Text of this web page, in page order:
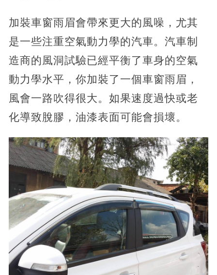
加裝車窗雨眉會帶來更大的風噪，尤其
是一些注重空氣動力學的汽車。汽車制
造商的風洞試驗已經平衡了車身的空氣
動力學水平，你加裝了一個車窗雨眉，
風會一路吹得很大。如果速度過快或老
化導致脫膠，油漆表面可能會損壞。